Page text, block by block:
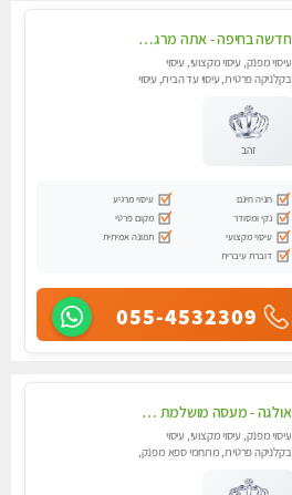
חדשה בחיפה - אתה מרגיש עייף??? זה הזמן להתפנק בעיסוי מקצועי ברמה גבוהה- Highly recommended
עיסוי מפנק, עיסוי מקצועי, עיסוי
בקלניקה פרטית, עיסוי עד הבית, עיסוי
זהב
חניה חינם
עיסוי מרגיע
נקי ומסודר
מקום פרטי
עיסוי מקצועי
תמונה אמיתית
דוברת עיברית
055-4532309
אולגה - מעסה מושלמת חדשה בעיר ! בחיפה טל - 052-5738058
עיסוי מפנק, עיסוי מקצועי, עיסוי
בקלניקה פרטית, מתחמי ספא מפנק,
עיסוי טנטרה